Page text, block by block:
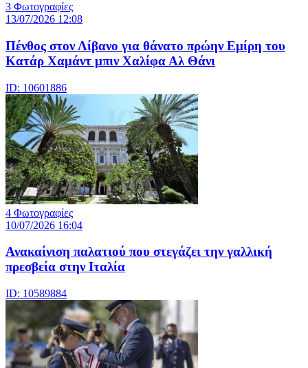
3 Φωτογραφίες
13/07/2026 12:08
Πένθος στον Λίβανο για θάνατο πρώην Εμίρη του
Κατάρ Χαμάντ μπιν Χαλίφα Αλ Θάνι
ID: 10601886
4 Φωτογραφίες
10/07/2026 16:04
Ανακαίνιση παλατιού που στεγάζει την γαλλική
πρεσβεία στην Ιταλία
ID: 10589884